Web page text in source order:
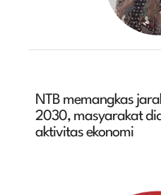
NTB memangkas
2030, masyarakat
aktivitas ekonomi